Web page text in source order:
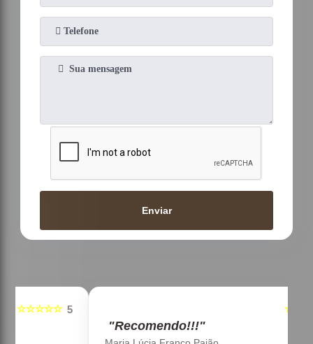
Enviar
"Recomendo!!!"